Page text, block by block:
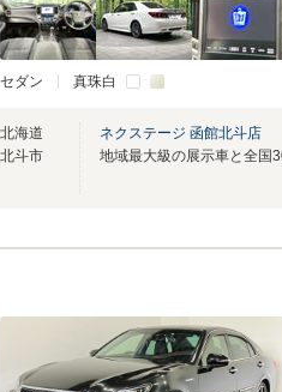
セダン 真珠白
北海道
北斗市
ネクステージ 函館北斗店